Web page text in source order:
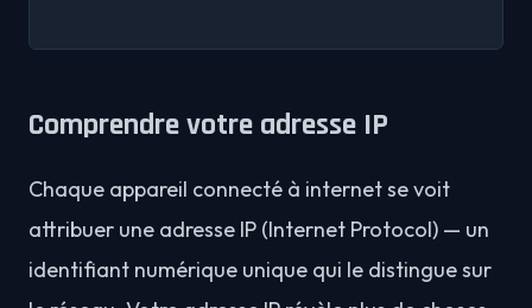
Comprendre votre adresse IP
Chaque appareil connecté à internet se voit
attribuer une adresse IP (Internet Protocol) — un
identifiant numérique unique qui le distingue sur